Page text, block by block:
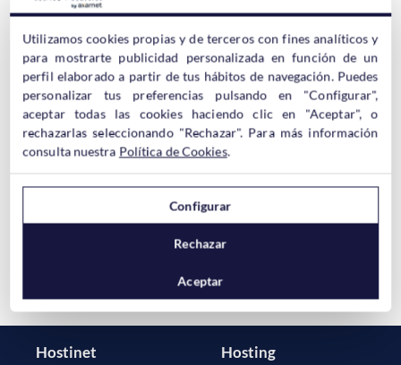
Feliz Navidad y Feliz 2014 – Newsletter Diciembre 2013
Cómo Solicitar un Certificado de Titularidad de un Dominio
.ES
Dominios Genéricos de Ciudades
¡Comienza tu proyecto en Internet con Hostinet! –
Noviembre 2013
Hostinet Hosting
Utilizamos cookies propias y de terceros con fines analíticos y
para mostrarte publicidad personalizada en función de un
perfil elaborado a partir de tus hábitos de navegación. Puedes
personalizar tus preferencias pulsando en "Configurar",
aceptar todas las cookies haciendo clic en "Aceptar", o
rechazarlas seleccionando "Rechazar". Para más información
consulta nuestra Política de Cookies.
Configurar
Rechazar
Aceptar